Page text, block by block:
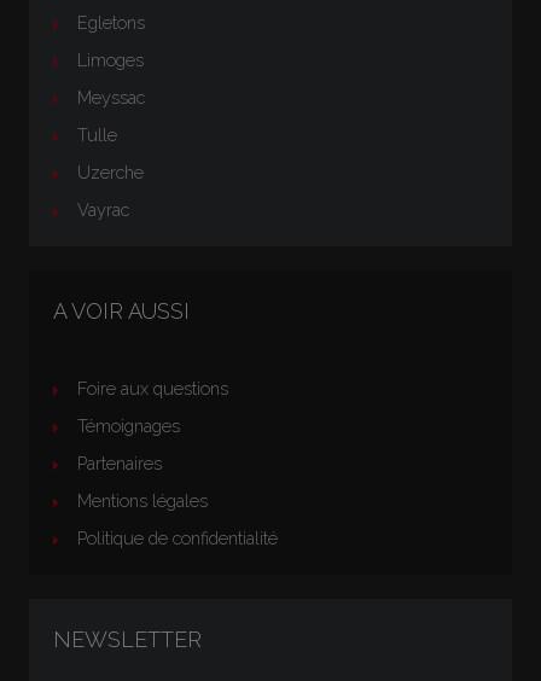
Egletons
Limoges
Meyssac
Tulle
Uzerche
Vayrac
A VOIR AUSSI
Foire aux questions
Témoignages
Partenaires
Mentions légales
Politique de confidentialité
NEWSLETTER